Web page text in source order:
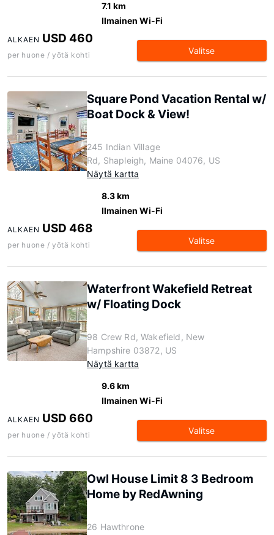
7.1 km
Ilmainen Wi-Fi
ALKAEN USD 460
per huone / yötä kohti Valitse
Square Pond Vacation Rental w/
Boat Dock & View!
245 Indian Village
Rd, Shapleigh, Maine 04076, US
Näytä kartta
8.3 km
Ilmainen Wi-Fi
ALKAEN USD 468
per huone / yötä kohti Valitse
Waterfront Wakefield Retreat
w/ Floating Dock
98 Crew Rd, Wakefield, New
Hampshire 03872, US
Näytä kartta
9.6 km
Ilmainen Wi-Fi
ALKAEN USD 660
per huone / yötä kohti Valitse
Owl House Limit 8 3 Bedroom
Home by RedAwning
26 Hawthrone